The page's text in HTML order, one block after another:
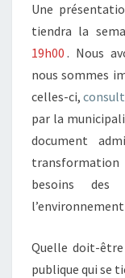
Une
tiendra la
19h00 . Nous
nous sommes
celles-ci,
par la
document
besoins des
Quelle doit-
publique qui se